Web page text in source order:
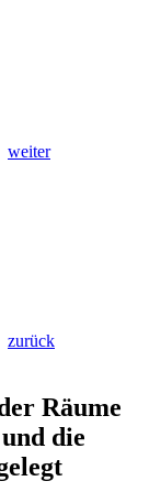
weiter
zurück
Räume
die